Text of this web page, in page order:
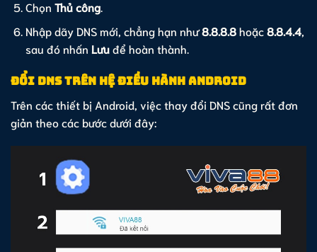
Chọn Thủ công.
Nhập dãy DNS mới, chẳng hạn như8.8.8.8hoặc8.8.4.4,
sau đó nhấn Lưuđể hoàn thành.
Đổi DNS trên hệ điều hành Android
Trên các thiết bị Android, việc thay đổi DNS cũng rất đơn
giản theo các bước dưới đây: